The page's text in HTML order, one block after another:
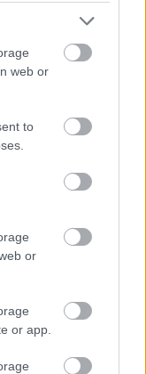
web or
to
or
or app.
NÉZ AZ ORSZÁG
fogadott el a